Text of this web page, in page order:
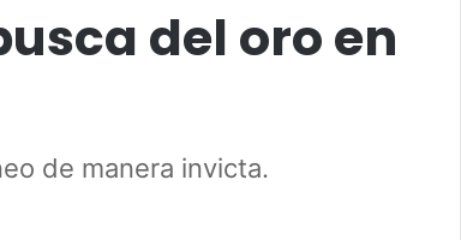
del oro en
de manera invicta.